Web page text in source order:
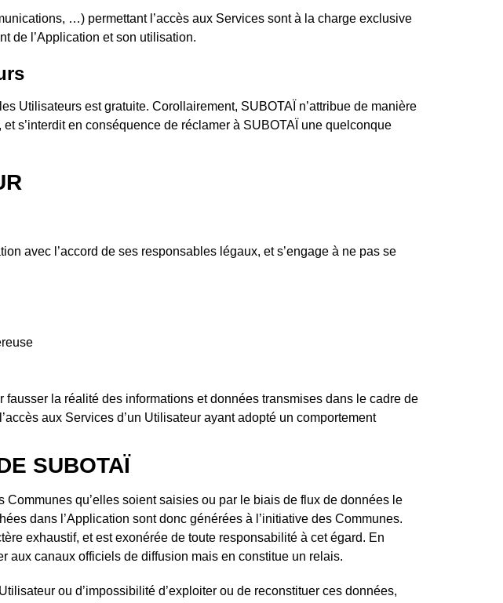
…) permettant l’accès aux Services sont à la charge exclusive
de l’Application et son utilisation.
Utilisateurs est gratuite. Corollairement, SUBOTAÏ n’attribue de manière
s’interdit en conséquence de réclamer à SUBOTAÏ une quelconque
avec l’accord de ses responsables légaux, et s’engage à ne pas se
la réalité des informations et données transmises dans le cadre de
aux Services d’un Utilisateur ayant adopté un comportement
SUBOTAÏ
Communes qu’elles soient saisies ou par le biais de flux de données le
dans l’Application sont donc générées à l’initiative des Communes.
exhaustif, et est exonérée de toute responsabilité à cet égard. En
aux canaux officiels de diffusion mais en constitue un relais.
ou d’impossibilité d’exploiter ou de reconstituer ces données,